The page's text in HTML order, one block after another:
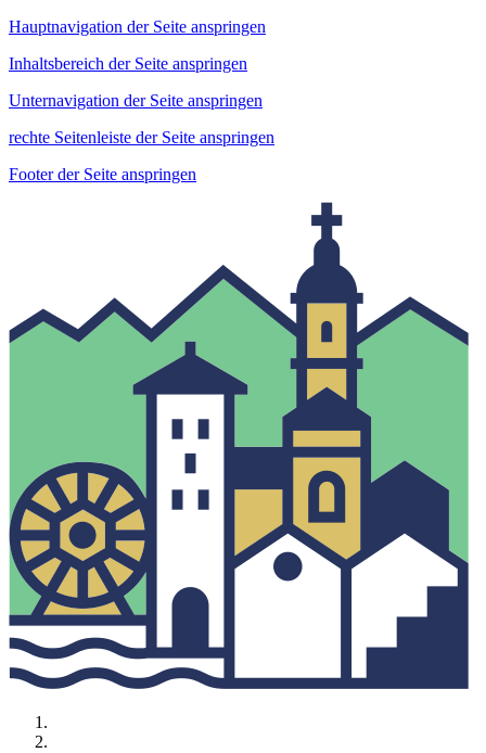
Hauptnavigation der Seite anspringen
Inhaltsbereich der Seite anspringen
Unternavigation der Seite anspringen
rechte Seitenleiste der Seite anspringen
Footer der Seite anspringen